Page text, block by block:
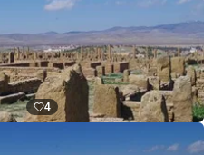
4